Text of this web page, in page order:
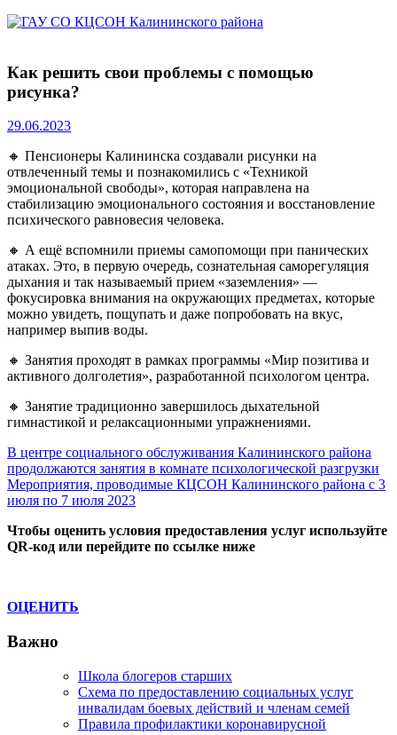
Как решить свои проблемы с помощью
рисунка?
29.06.2023
🔸 Пенсионеры Калининска создавали рисунки на
отвлеченный темы и познакомились с «Техникой
эмоциональной свободы», которая направлена на
стабилизацию эмоционального состояния и восстановление
психического равновесия человека.
🔸 А ещё вспомнили приемы самопомощи при панических
атаках. Это, в первую очередь, сознательная саморегуляция
дыхания и так называемый прием «заземления» —
фокусировка внимания на окружающих предметах, которые
можно увидеть, пощупать и даже попробовать на вкус,
например выпив воды.
🔸 Занятия проходят в рамках программы «Мир позитива и
активного долголетия», разработанной психологом центра.
🔸 Занятие традиционно завершилось дыхательной
гимнастикой и релаксационными упражнениями.
Навигация
по
записям
Previous
Post:
В центре социального обслуживания Калининского района
продолжаются занятия в комнате психологической разгрузки
Next
Post:
Мероприятия, проводимые КЦСОН Калининского района с 3
июля по 7 июля 2023
Чтобы оценить условия предоставления услуг используйте
QR-код или перейдите по ссылке ниже
ОЦЕНИТЬ
Важно
Школа блогеров старших
Схема по предоставлению социальных услуг
инвалидам боевых действий и членам семей
Правила профилактики коронавирусной